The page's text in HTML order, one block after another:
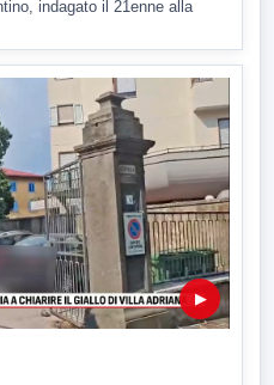
indagato il 21enne alla
▶